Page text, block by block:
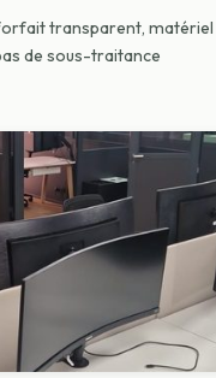
transparent, matériel
de sous-traitance